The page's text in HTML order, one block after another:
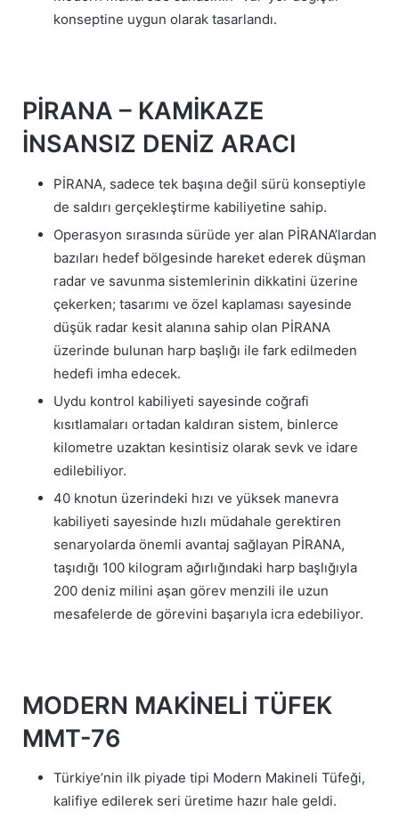
konseptine uygun olarak tasarlandı.
PİRANA – KAMİKAZE
İNSANSIZ DENİZ ARACI
PİRANA, sadece tek başına değil sürü konseptiyle
de saldırı gerçekleştirme kabiliyetine sahip.
Operasyon sırasında sürüde yer alan PİRANA’lardan
bazıları hedef bölgesinde hareket ederek düşman
radar ve savunma sistemlerinin dikkatini üzerine
çekerken; tasarımı ve özel kaplaması sayesinde
düşük radar kesit alanına sahip olan PİRANA
üzerinde bulunan harp başlığı ile fark edilmeden
hedefi imha edecek.
Uydu kontrol kabiliyeti sayesinde coğrafi
kısıtlamaları ortadan kaldıran sistem, binlerce
kilometre uzaktan kesintisiz olarak sevk ve idare
edilebiliyor.
40 knotun üzerindeki hızı ve yüksek manevra
kabiliyeti sayesinde hızlı müdahale gerektiren
senaryolarda önemli avantaj sağlayan PİRANA,
taşıdığı 100 kilogram ağırlığındaki harp başlığıyla
200 deniz milini aşan görev menzili ile uzun
mesafelerde de görevini başarıyla icra edebiliyor.
MODERN MAKİNELİ TÜFEK
MMT-76
Türkiye’nin ilk piyade tipi Modern Makineli Tüfeği,
kalifiye edilerek seri üretime hazır hale geldi.